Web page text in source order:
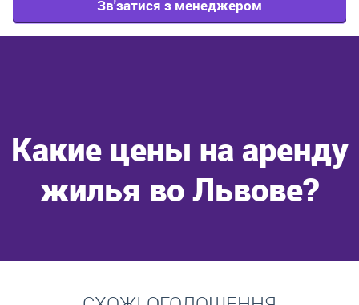
Зв'затися з менеджером
Какие цены на аренду
жилья во Львове?